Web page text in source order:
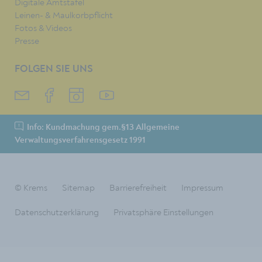
Digitale Amtstafel
Leinen- & Maulkorbpflicht
Fotos & Videos
Presse
FOLGEN SIE UNS
Info: Kundmachung gem.§13 Allgemeine
Verwaltungsverfahrensgesetz 1991
© Krems Sitemap Barrierefreiheit Impressum
Datenschutzerklärung Privatsphäre Einstellungen